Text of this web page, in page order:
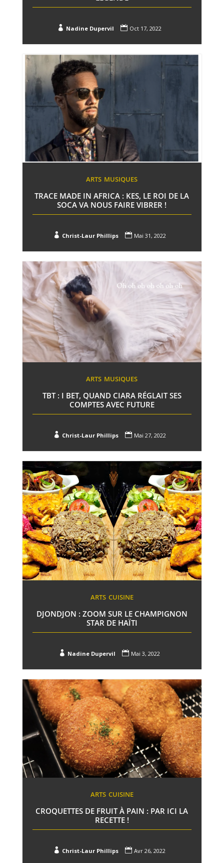
 Nadine Dupervil  Oct 17, 2022
ARTS MUSIQUES
TRACE MADE IN AFRICA : KES, LE ROI DE LA
SOCA VA NOUS FAIRE VIBRER !
 Christ-Laur Phillips  Mai 31, 2022
ARTS MUSIQUES
TBT : I BET, QUAND CIARA RÉGLAIT SES
COMPTES AVEC FUTURE
 Christ-Laur Phillips  Mai 27, 2022
ARTS CUISINE
DJONDJON : ZOOM SUR LE CHAMPIGNON
STAR DE HAÏTI
 Nadine Dupervil  Mai 3, 2022
ARTS CUISINE
CROQUETTES DE FRUIT À PAIN : PAR ICI LA
RECETTE !
 Christ-Laur Phillips  Avr 26, 2022